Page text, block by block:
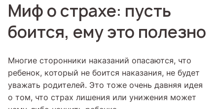
Миф о страхе: пусть
боится, ему это полезно
Многие сторонники наказаний опасаются, что
ребенок, который не боится наказания, не будет
уважать родителей. Это тоже очень давняя идея
о том, что страх лишения или унижения может